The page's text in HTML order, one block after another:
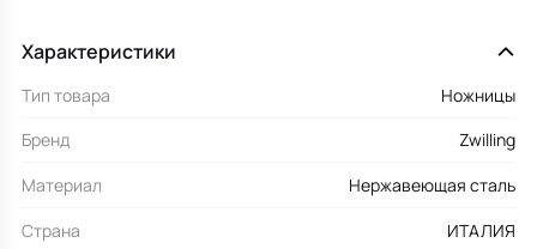
Характеристики
Тип товара
Ножницы
Бренд
Zwilling
Материал
Нержавеющая сталь
Страна
ИТАЛИЯ